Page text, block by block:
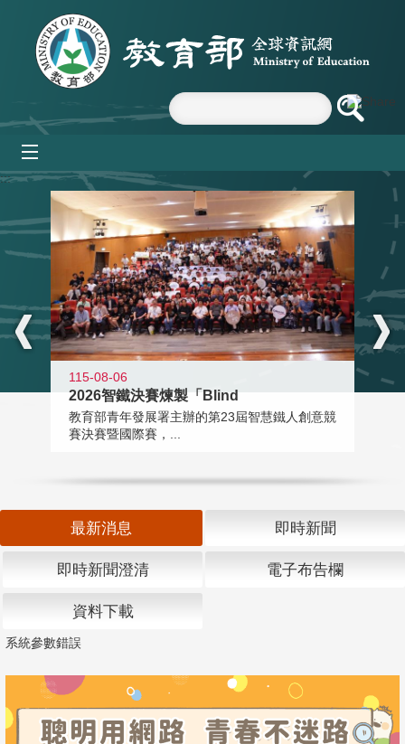
跳到主要內容區塊
:::
115-08-06
2026智鐵決賽煉製「Blind
教育部青年發展署主辦的第23屆智慧鐵人創意競
賽決賽暨國際賽，...
最新消息 即時新聞
即時新聞澄清 電子布告欄
資料下載
系統參數錯誤